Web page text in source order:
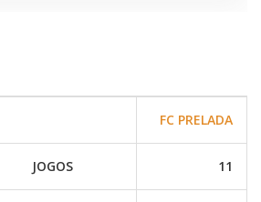
FC PRELADA
JOGOS 11